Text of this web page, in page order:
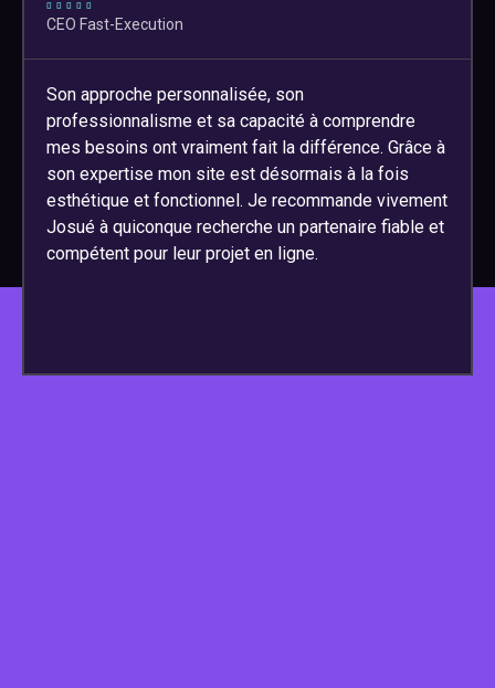
    
CEO Fast-Execution
Son approche personnalisée, son
professionnalisme et sa capacité à comprendre
mes besoins ont vraiment fait la différence. Grâce à
son expertise mon site est désormais à la fois
esthétique et fonctionnel. Je recommande vivement
Josué à quiconque recherche un partenaire fiable et
compétent pour leur projet en ligne.